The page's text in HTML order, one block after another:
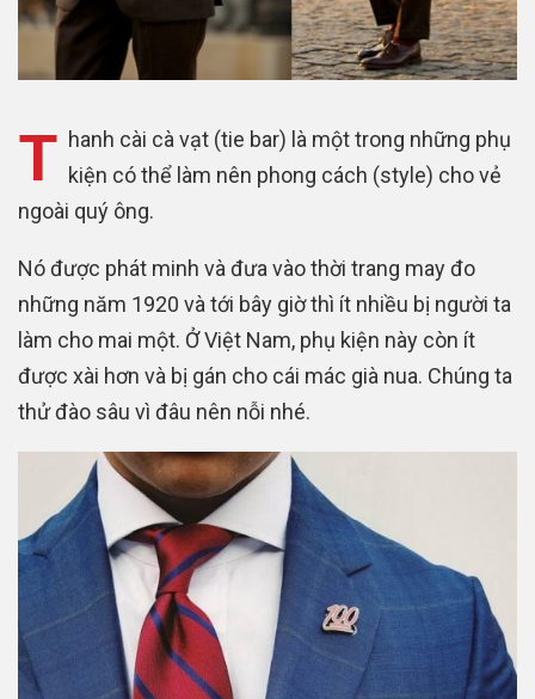
T hanh cài cà vạt (tie bar) là một trong những phụ
kiện có thể làm nên phong cách (style) cho vẻ
ngoài quý ông.
Nó được phát minh và đưa vào thời trang may đo
những năm 1920 và tới bây giờ thì ít nhiều bị người ta
làm cho mai một. Ở Việt Nam, phụ kiện này còn ít
được xài hơn và bị gán cho cái mác già nua. Chúng ta
thử đào sâu vì đâu nên nỗi nhé.